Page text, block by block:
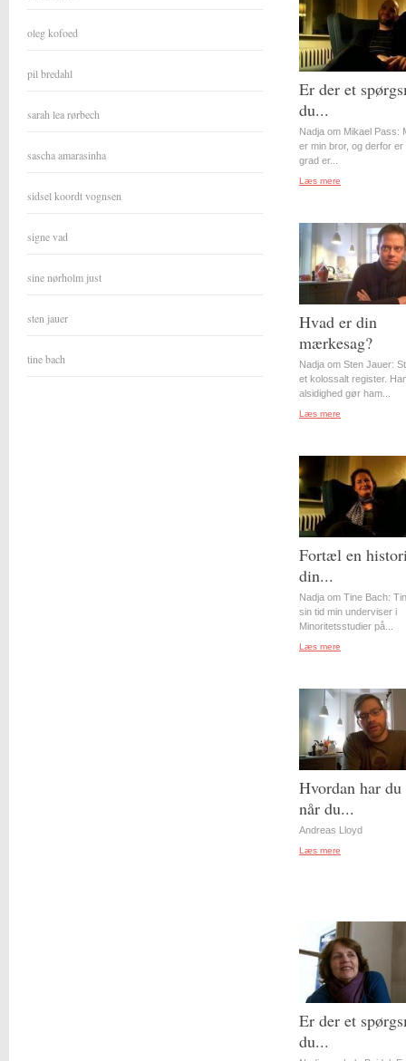
oleg kofoed
pil bredahl
sarah lea rørbech
sascha amarasinha
sidsel koordt vognsen
signe vad
sine nørholm just
sten jauer
tine bach
Er der et
du...
Nadja om Mikael Pass:
er min bror, og derfor er
grad er...
Læs mere
Hvad er din
mærkesag?
Nadja om Sten Jauer:
et kolossalt register.
alsidighed gør ham...
Læs mere
Fortæl en
din...
Nadja om Tine Bach:
sin tid min underviser i
Minoritetsstudier på...
Læs mere
Hvordan har du
når du...
Andreas Lloyd
Læs mere
Er der et
du...